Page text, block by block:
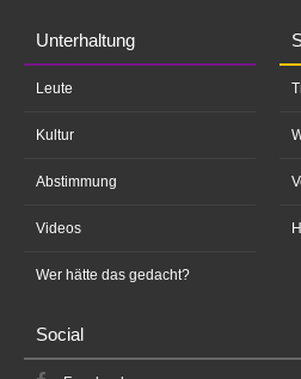
Unterhaltung
Leute
Kultur
Abstimmung
Videos
Wer hätte das gedacht?
Social